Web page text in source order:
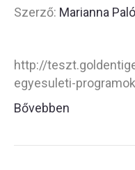
Szerző: Marianna
http://
egyesuleti-
Bővebben